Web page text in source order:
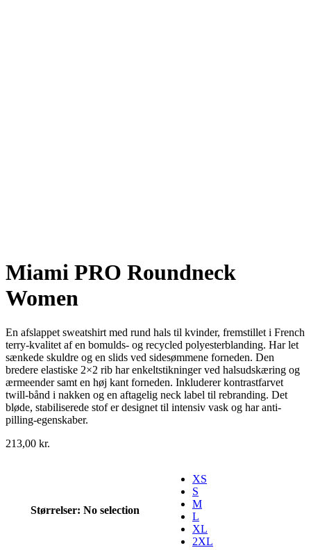
Miami PRO Roundneck
Women
En afslappet sweatshirt med rund hals til kvinder, fremstillet i French
terry-kvalitet af en bomulds- og recycled polyesterblanding. Har let
sænkede skuldre og en slids ved sidesømmene forneden. Den
bredere elastiske 2×2 rib har enkeltstikninger ved halsudskæring og
ærmeender samt en høj kant forneden. Inkluderer kontrastfarvet
twill-bånd i nakken og en aftagelig neck label til rebranding. Det
bløde, stabiliserede stof er designet til intensiv vask og har anti-
pilling-egenskaber.
213,00 kr.
Størrelser: No selection
XS
S
M
L
XL
2XL